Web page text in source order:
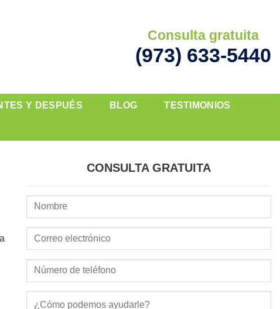
Consulta gratuita
(973) 633-5440
Y DESPUÉS BLOG TESTIMONIOS
CONSULTA GRATUITA